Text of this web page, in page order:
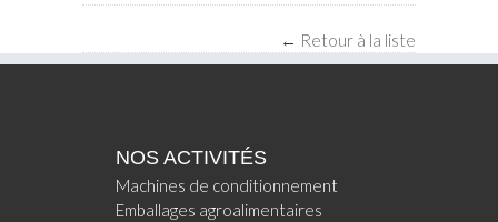
← Retour à la liste
NOS ACTIVITÉS
Machines de conditionnement
Emballages agroalimentaires